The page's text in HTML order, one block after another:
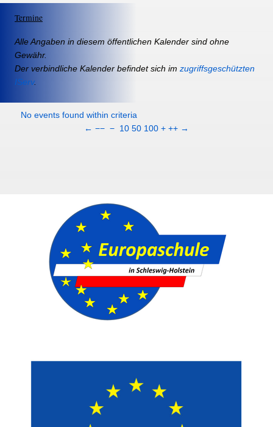
Termine
Alle Angaben in diesem öffentlichen Kalender sind ohne
Gewähr.
Der verbindliche Kalender befindet sich im zugriffsgeschützten
IServ.
No events found within criteria
← −− − 10 50 100 + ++ →